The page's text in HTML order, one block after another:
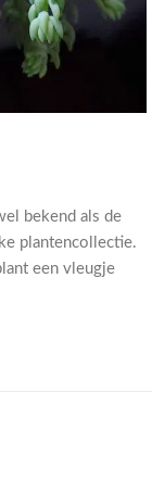
bekend als de
plantencollectie.
een vleugje